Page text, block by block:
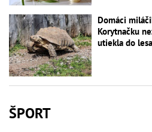
Domáci
Korytnačku
utiekla do lesa
ŠPORT